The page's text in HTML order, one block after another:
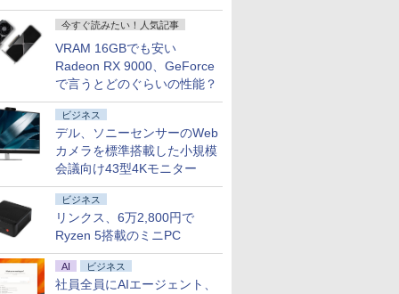
今すぐ読みたい！人気記事
VRAM 16GBでも安い
Radeon RX 9000、GeForce
で言うとどのぐらいの性能？
ビジネス
デル、ソニーセンサーのWeb
カメラを標準搭載した小規模
会議向け43型4Kモニター
ビジネス
リンクス、6万2,800円で
Ryzen 5搭載のミニPC
AI ビジネス
社員全員にAIエージェント、